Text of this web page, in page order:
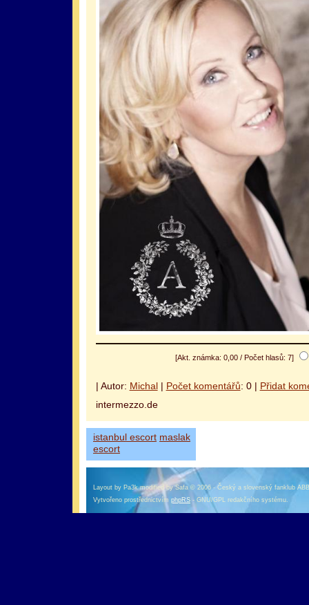
альфа банк кредит наличными
оформление кредитной карты онлайн альфа банк
[Akt. známka: 0,00 / Počet hlasů: 7]
| Autor: Michal| Počet komentářů: 0 | Přidat
intermezzo.de
istanbul escort maslak
escort
Layout by Pa3k modified by Safa © 2006 - Český a slovenský fanklub
Vytvořeno prostřednictvím phpRS - GNU/GPL redakčního systému.